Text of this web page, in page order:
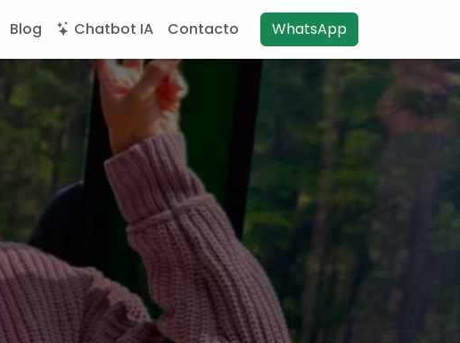
Blog Chatbot IA Contacto WhatsApp